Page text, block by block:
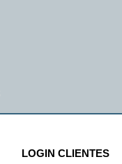
LOGIN CLIENTES